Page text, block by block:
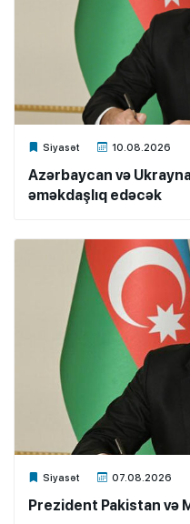
Siyasət 10.08.2026
Xalq.Online
Azərbaycan və
əməkdaşlıq edəcək
Siyasət 07.08.2026
Xalq.Online
Prezident Pakistan və